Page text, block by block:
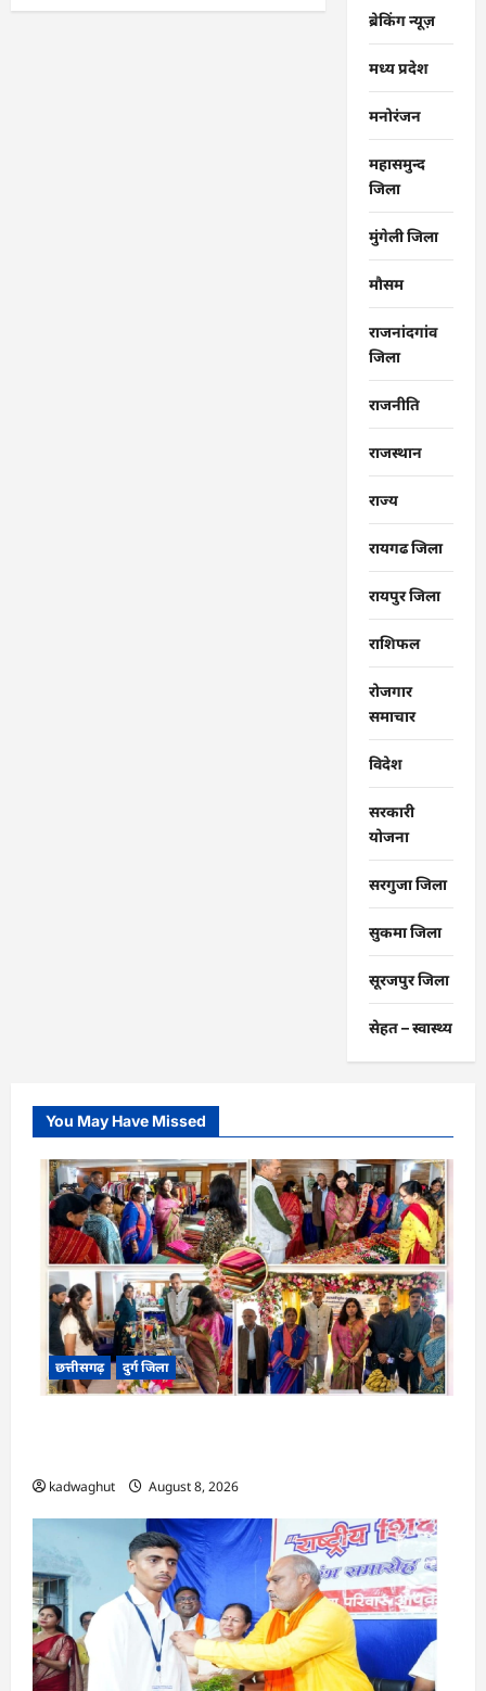
ब्रेकिंग न्यूज़
मध्य प्रदेश
मनोरंजन
महासमुन्द
जिला
मुंगेली जिला
मौसम
राजनांदगांव
जिला
राजनीति
राजस्थान
राज्‍य
रायगढ जिला
रायपुर जिला
राशिफल
रोजगार
समाचार
विदेश
सरकारी
योजना
सरगुजा जिला
सुकमा जिला
सूरजपुर जिला
सेहत – स्‍वास्‍थ्‍य
You May Have Missed
छत्तीसगढ़ दुर्ग जिला
kadwaghut August 8, 2026